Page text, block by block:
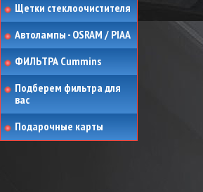
Щетки стеклоочистителя
Автолампы - OSRAM / PIAA
ФИЛЬТРА Cummins
Подберем фильтра для
вас
Подарочные карты